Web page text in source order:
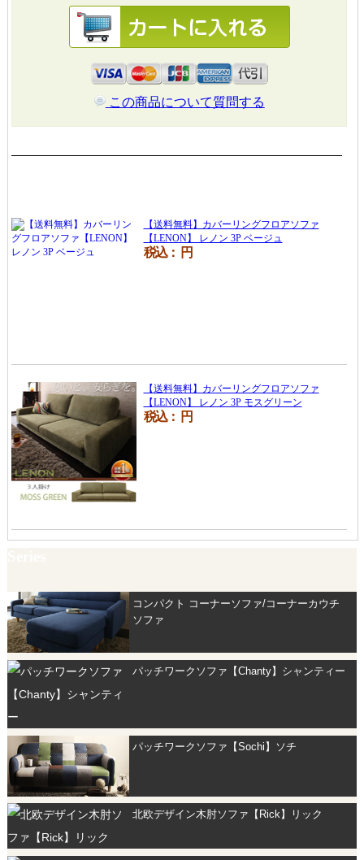
この商品について質問する
【送料無料】カバーリングフロアソファ
【LENON】 レノン 3P ベージュ
税込： 円
【送料無料】カバーリングフロアソファ
【LENON】 レノン 3P モスグリーン
税込： 円
コンパクト コーナーソファ/コーナーカウチ
ソファ
パッチワークソファ【Chanty】シャンティー
パッチワークソファ【Sochi】ソチ
北欧デザイン木肘ソファ【Rick】リック